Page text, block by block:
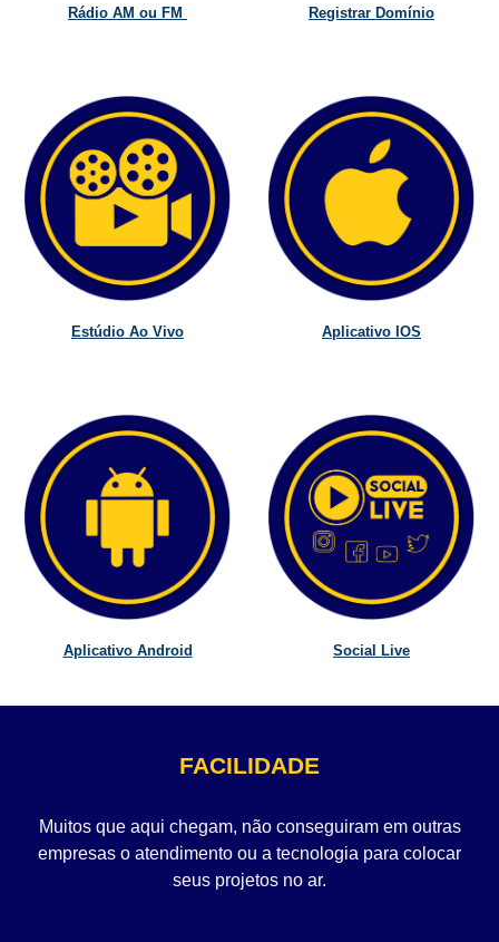
Rádio AM ou FM Registrar Domínio
Estúdio Ao Vivo Aplicativo IOS
Aplicativo Android Social Live
FACILIDADE
Muitos que aqui chegam, não conseguiram em outras
empresas o atendimento ou a tecnologia para colocar
seus projetos no ar.